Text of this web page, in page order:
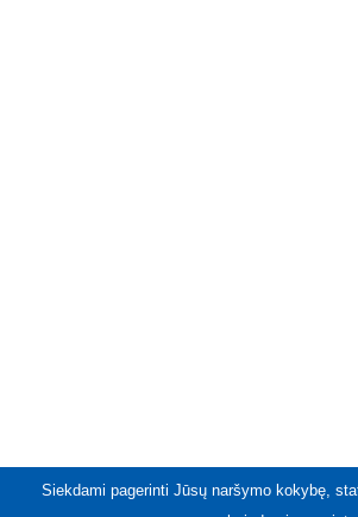
Siekdami pagerinti Jūsų naršymo kokybę,